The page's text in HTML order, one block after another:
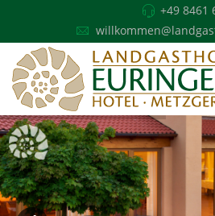
+49 8461